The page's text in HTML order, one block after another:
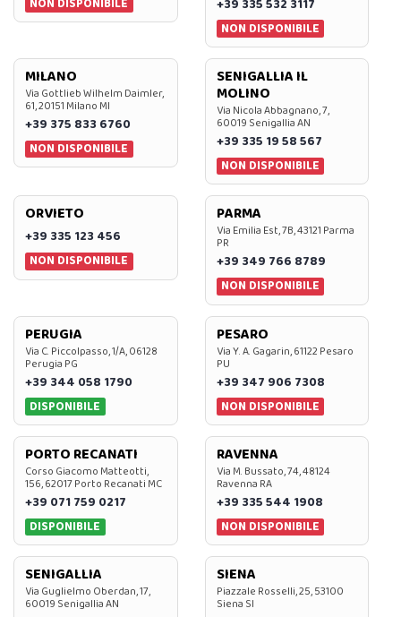
+39 335 532 3117
NON DISPONIBILE
MILANO
Via Gottlieb Wilhelm Daimler,
61, 20151 Milano MI
+39 375 833 6760
NON DISPONIBILE
SENIGALLIA IL
MOLINO
Via Nicola Abbagnano, 7,
60019 Senigallia AN
+39 335 19 58 567
NON DISPONIBILE
ORVIETO
+39 335 123 456
NON DISPONIBILE
PARMA
Via Emilia Est, 7B, 43121 Parma
PR
+39 349 766 8789
NON DISPONIBILE
PERUGIA
Via C. Piccolpasso, 1/A, 06128
Perugia PG
+39 344 058 1790
DISPONIBILE
PESARO
Via Y. A. Gagarin, 61122 Pesaro
PU
+39 347 906 7308
NON DISPONIBILE
PORTO RECANATI
Corso Giacomo Matteotti,
156, 62017 Porto Recanati MC
+39 071 759 0217
DISPONIBILE
RAVENNA
Via M. Bussato, 74, 48124
Ravenna RA
+39 335 544 1908
NON DISPONIBILE
SENIGALLIA
Via Guglielmo Oberdan, 17,
60019 Senigallia AN
SIENA
Piazzale Rosselli, 25, 53100
Siena SI